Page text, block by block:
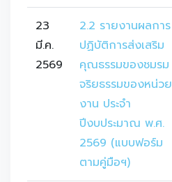
23
มี.ค.
2569
2.2 รายงานผลการ
ปฏิบัติการส่งเสริม
คุณธรรมของชมรม
จริยธรรมของหน่วย
งาน ประจำ
ปีงบประมาณ พ.ศ.
2569 (แบบฟอร์ม
ตามคู่มือฯ)